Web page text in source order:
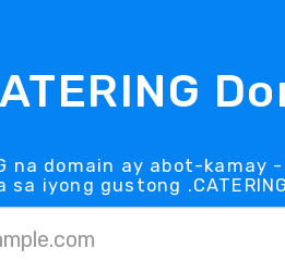
na domain ay abot-kamay
sa iyong gustong